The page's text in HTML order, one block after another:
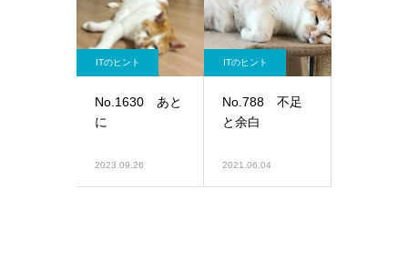
ITのヒント
No.1630 あと
に
2023.09.26
ITのヒント
No.788 不足
と余白
2021.06.04